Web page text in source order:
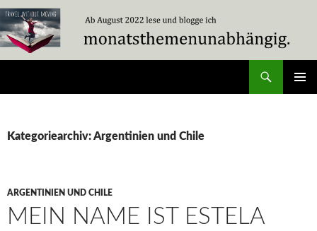
Zum
Inhalt
springen
Kategoriearchiv: Argentinien und Chile
ARGENTINIEN UND CHILE
MEIN NAME IST ESTELA